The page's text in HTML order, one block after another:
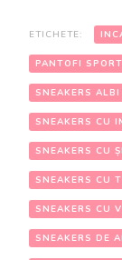
ETICHETE:
PANTOFI
SNEAKERS ALBI
SNEAKERS CU
SNEAKERS CU
SNEAKERS CU
SNEAKERS CU
SNEAKERS DE